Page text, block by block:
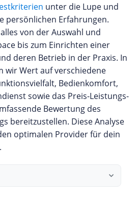
unter die Lupe und
persönlichen Erfahrungen.
von der Auswahl und
bis zum Einrichten einer
deren Betrieb in der Praxis. In
wir Wert auf verschiedene
Bedienkomfort,
sowie das Preis-Leistungs-
Bewertung des
bereitzustellen. Diese Analyse
optimalen Provider für dein